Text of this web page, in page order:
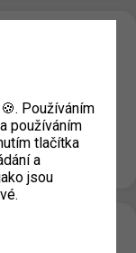
pro
vozidel s
vozidel,
Používáním
používáním
tlačítka
a
jsou